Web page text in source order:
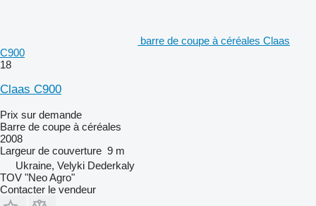
barre de coupe à céréales Claas
C900
18
Claas C900
Prix sur demande
Barre de coupe à céréales
2008
Largeur de couverture 9 m
Ukraine, Velyki Dederkaly
TOV "Neo Agro"
Contacter le vendeur